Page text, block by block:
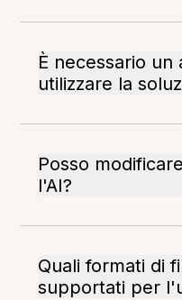
È necessario
utilizzare la
Posso
l'AI?
Quali formati di
supportati per